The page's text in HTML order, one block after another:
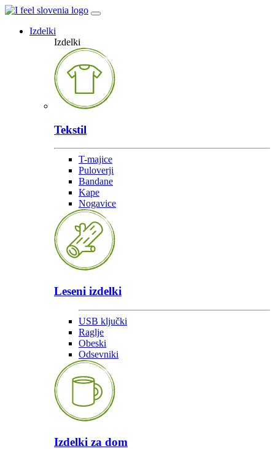
Izdelki
Izdelki
Tekstil
T-majice
Puloverji
Bandane
Kape
Nogavice
Leseni izdelki
USB ključki
Raglje
Obeski
Odsevniki
Izdelki za dom